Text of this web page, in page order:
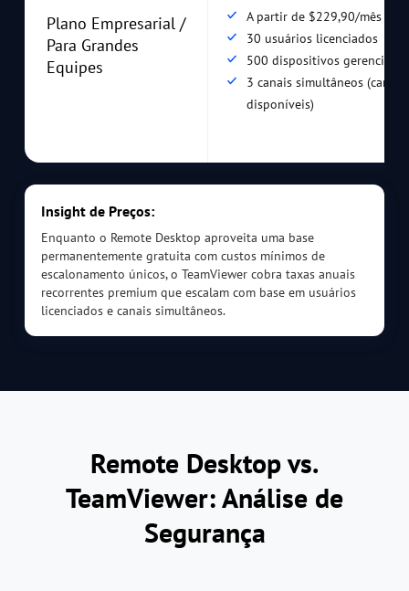
Plano Empresarial /
Para Grandes
Equipes
A partir de $229,90/mês
30 usuários licenciados
500 dispositivos
3 canais simultâneos
disponíveis)
Insight de Preços:
Enquanto o Remote Desktop aproveita uma base
permanentemente gratuita com custos mínimos de
escalonamento únicos, o TeamViewer cobra taxas anuais
recorrentes premium que escalam com base em usuários
licenciados e canais simultâneos.
Remote Desktop vs.
TeamViewer: Análise de
Segurança